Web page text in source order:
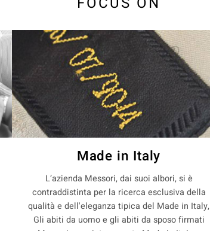
Made in Italy
L’azienda Messori, dai suoi albori, si è
contraddistinta per la ricerca esclusiva della
qualità e dell'eleganza tipica del Made in Italy,
Gli abiti da uomo e gli abiti da sposo firmati